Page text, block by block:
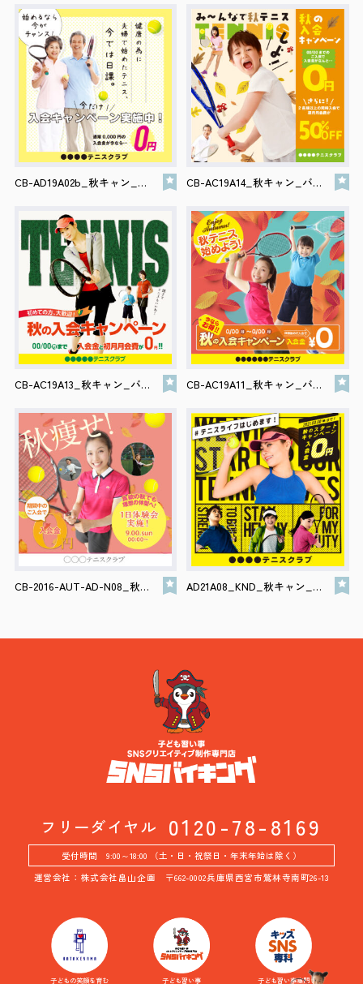
CB-AD19A02b_秋キャン_バナー CB-AC19A14_秋キャン_バナー
CB-AC19A13_秋キャン_バナー CB-AC19A11_秋キャン_バナー
CB-2016-AUT-AD-N08_秋キャン_バナー AD21A08_KND_秋キャン_バナー
フリーダイヤル 0120-78-8169
受付時間 9:00～18:00 （土・日・祝祭日・年末年始は除く）
運営会社：株式会社畠山企画 〒662-0002兵庫県西宮市鷲林寺南町26-13
子どもの笑顔を育む 子ども習い事 子ども習い事専門